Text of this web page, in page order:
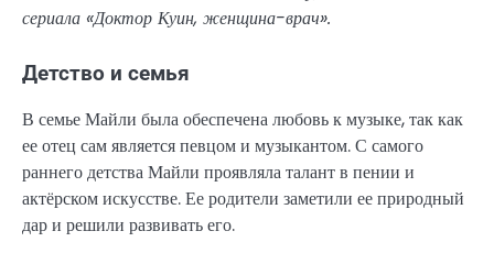
сериала «Доктор Куин, женщина-врач».
Детство и семья
В семье Майли была обеспечена любовь к музыке, так как
ее отец сам является певцом и музыкантом. С самого
раннего детства Майли проявляла талант в пении и
актёрском искусстве. Ее родители заметили ее природный
дар и решили развивать его.